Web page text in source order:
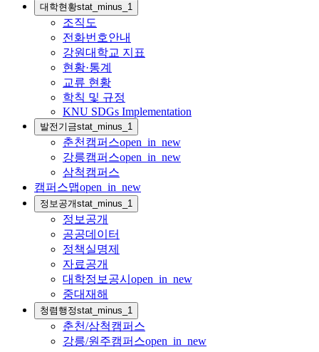
대학현황stat_minus_1
조직도
전화번호안내
강원대학교 지표
현황·통계
교류 현황
학칙 및 규정
KNU SDGs Implementation
발전기금stat_minus_1
춘천캠퍼스open_in_new
강릉캠퍼스open_in_new
삼척캠퍼스
캠퍼스맵open_in_new
정보공개stat_minus_1
정보공개
공공데이터
정책실명제
자료공개
대학정보공시 open_in_new
중대재해
청렴행정stat_minus_1
춘천/삼척캠퍼스
강릉/원주캠퍼스open_in_new